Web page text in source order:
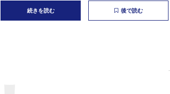
続きを読む 後で読む